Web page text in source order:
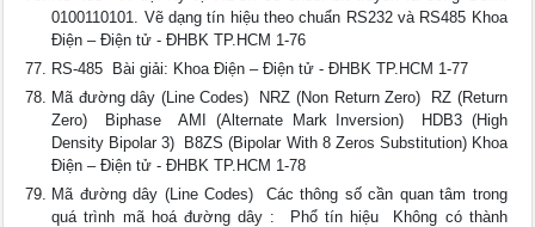
0100110101. Vẽ dạng tín hiệu theo chuẩn RS232 và RS485 Khoa
Điện – Điện tử - ĐHBK TP.HCM 1-76
RS-485  Bài giải: Khoa Điện – Điện tử - ĐHBK TP.HCM 1-77
Mã đường dây (Line Codes)  NRZ (Non Return Zero)  RZ (Return
Zero)  Biphase  AMI (Alternate Mark Inversion)  HDB3 (High
Density Bipolar 3)  B8ZS (Bipolar With 8 Zeros Substitution) Khoa
Điện – Điện tử - ĐHBK TP.HCM 1-78
Mã đường dây (Line Codes)  Các thông số cần quan tâm trong
quá trình mã hoá đường dây :  Phổ tín hiệu  Không có thành